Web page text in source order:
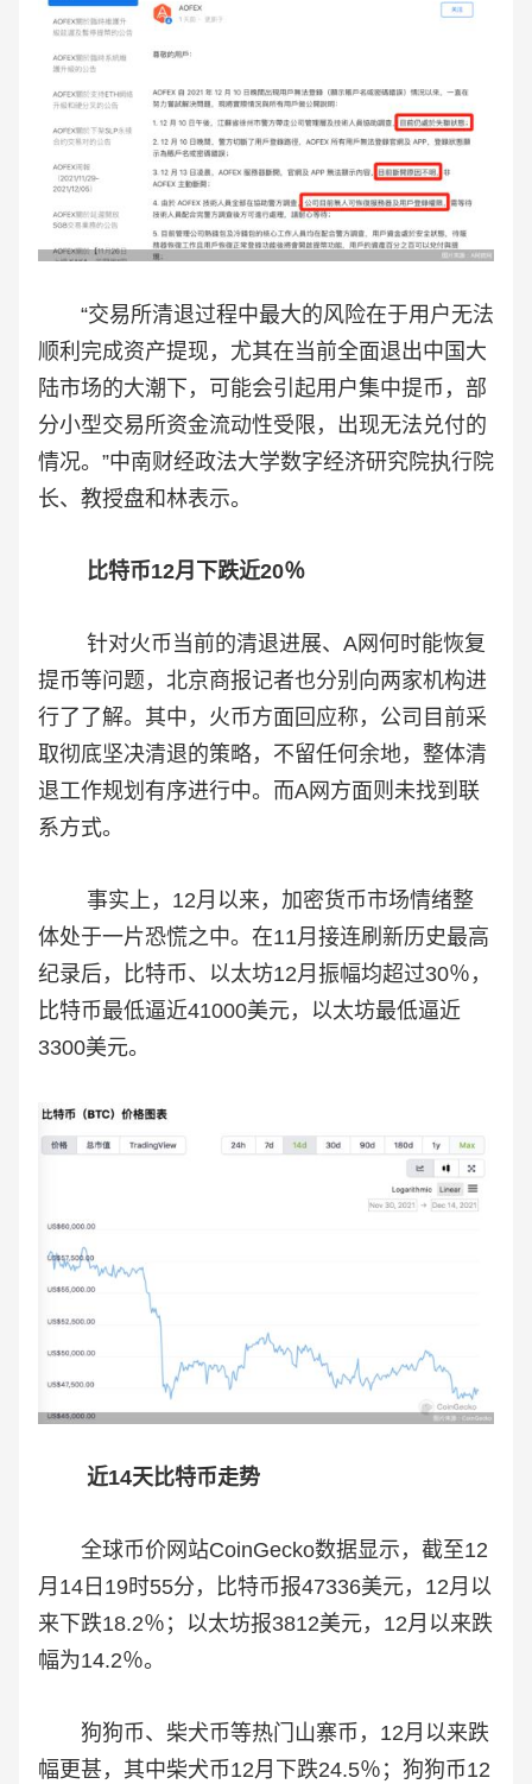
“交易所清退过程中最大的风险在于用户无法
顺利完成资产提现，尤其在当前全面退出中国大
陆市场的大潮下，可能会引起用户集中提币，部
分小型交易所资金流动性受限，出现无法兑付的
情况。”中南财经政法大学数字经济研究院执行院
长、教授盘和林表示。
比特币12月下跌近20％
针对火币当前的清退进展、A网何时能恢复
提币等问题，北京商报记者也分别向两家机构进
行了了解。其中，火币方面回应称，公司目前采
取彻底坚决清退的策略，不留任何余地，整体清
退工作规划有序进行中。而A网方面则未找到联
系方式。
事实上，12月以来，加密货币市场情绪整
体处于一片恐慌之中。在11月接连刷新历史最高
纪录后，比特币、以太坊12月振幅均超过30％，
比特币最低逼近41000美元，以太坊最低逼近
3300美元。
近14天比特币走势
全球币价网站CoinGecko数据显示，截至12
月14日19时55分，比特币报47336美元，12月以
来下跌18.2％；以太坊报3812美元，12月以来跌
幅为14.2％。
狗狗币、柴犬币等热门山寨币，12月以来跌
幅更甚，其中柴犬币12月下跌24.5％；狗狗币12